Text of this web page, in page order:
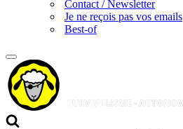
Contact / Newsletter
Je ne reçois pas vos emails
Best-of
Menu
de
navigation